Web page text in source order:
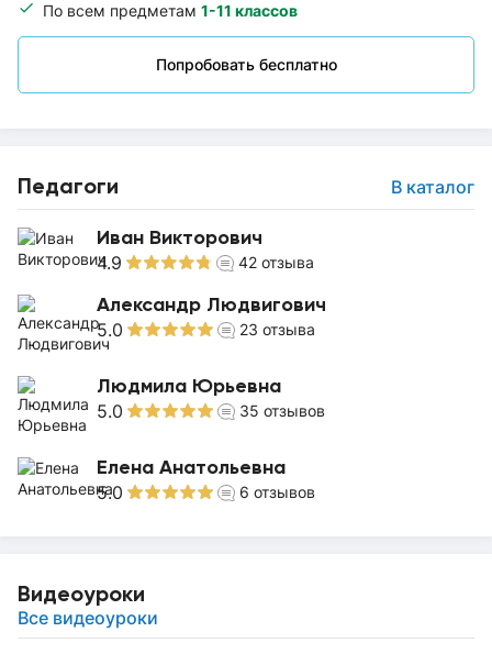
По всем предметам 1-11 классов
Попробовать бесплатно
Педагоги В каталог
Иван Викторович
4.9 42 отзыва
Александр Людвигович
5.0 23 отзыва
Людмила Юрьевна
5.0 35 отзывов
Елена Анатольевна
5.0 6 отзывов
Видеоуроки
Все видеоуроки